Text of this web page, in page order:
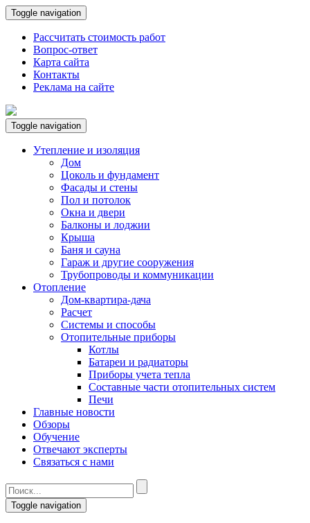
Toggle navigation
Рассчитать стоимость работ
Вопрос-ответ
Карта сайта
Контакты
Реклама на сайте
Toggle navigation
Утепление и изоляция
Дом
Цоколь и фундамент
Фасады и стены
Пол и потолок
Окна и двери
Балконы и лоджии
Крыша
Баня и сауна
Гараж и другие сооружения
Трубопроводы и коммуникации
Отопление
Дом-квартира-дача
Расчет
Системы и способы
Отопительные приборы
Котлы
Батареи и радиаторы
Приборы учета тепла
Составные части отопительных систем
Печи
Главные новости
Обзоры
Обучение
Отвечают эксперты
Связаться с нами
Toggle navigation